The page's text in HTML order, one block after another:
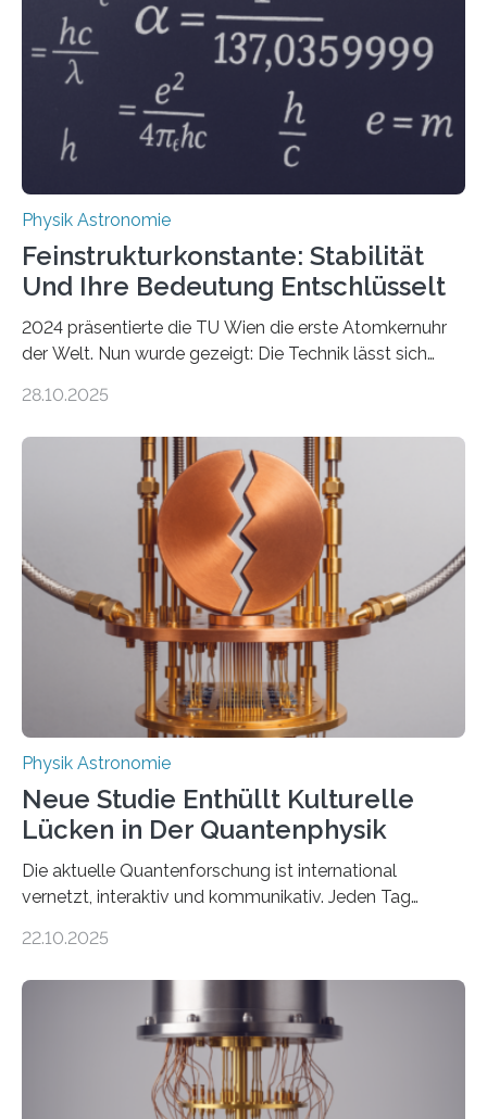
Physik Astronomie
Feinstrukturkonstante: Stabilität
Und Ihre Bedeutung Entschlüsselt
2024 präsentierte die TU Wien die erste Atomkernuhr
der Welt. Nun wurde gezeigt: Die Technik lässt sich
fundamentalen Physik nachzugehen. Thorium-
Messungen verwenden. Das hatte man jahrzehntelang
vermutet, weltweit war nach den passenden
Atomkern-Zuständen gesucht worden, 2024 gelang
einem Team der TU Wien mit Unterstützung
internationaler Partner der entscheidende Durchbruch:
Der lange diskutierte Thorium-Kernübergang wurde
gefunden. Kurz darauf konnte man zeigen, dass sich
Thorium tatsächlich nutzen lässt, um hochpräzise…
28.10.2025
Physik Astronomie
Neue Studie Enthüllt Kulturelle
Lücken in Der Quantenphysik
Die aktuelle Quantenforschung ist international
vernetzt, interaktiv und kommunikativ. Jeden Tag
oft von Autor*innen, die eng zusammenarbeiten. Neue
werden schnell weiterentwickelt. Dies ist der Alltag in
der Forschung der Quantentheorie, die dieses Jahr 100
Jahre alt geworden ist, weshalb die UNESCO 2025 zum
Internationalen Jahr der Quantenwissenschaft und -
22.10.2025